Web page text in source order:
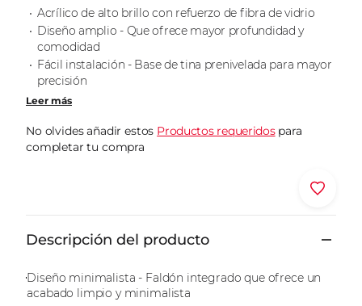
Enlace
en
la
misma
página.
Acrílico de alto brillo con refuerzo de fibra de vidrio
Diseño amplio - Que ofrece mayor profundidad y
comodidad
Fácil instalación - Base de tina prenivelada para mayor
precisión
Leer más
No olvides añadir estos Productos requeridospara
completar tu compra
Descripción del producto
Diseño minimalista - Faldón integrado que ofrece un
acabado limpio y minimalista